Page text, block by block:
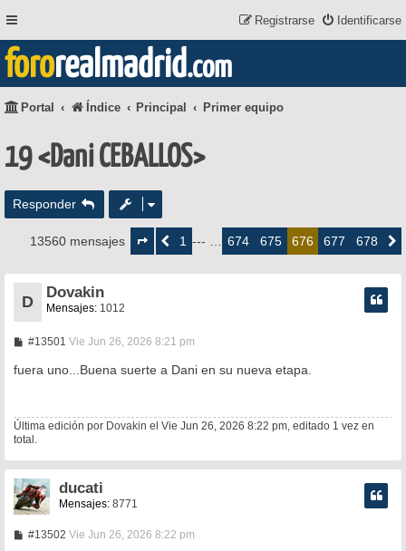
Identificarse
Registrarse
fororealmadrid.com
Portal Índice Principal Primer equipo
19 <Dani CEBALLOS>
Responder
13560 mensajes
Página
deAnterior1 --- … 674 675 676 677 678
D
Dovakin
Mensajes: 1012
#13501 M
n
s
e
Vie Jun 26, 2026 8:21 pm
fuera uno...Buena suerte a Dani en su nueva etapa.
Última edición por Dovakin el Vie Jun 26, 2026 8:22 pm, editado 1 vez en
total.
ducati
Mensajes: 8771
#13502MVie Jun 26, 2026 8:22 pm